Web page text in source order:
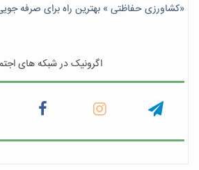
«کشاورزی حفاظتی » بهترین راه برای صرفه
اگرونیک در شبکه های